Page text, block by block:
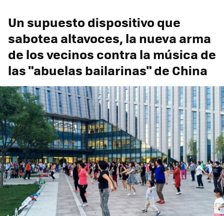
Un supuesto dispositivo que
sabotea altavoces, la nueva arma
de los vecinos contra la música de
las "abuelas bailarinas" de China